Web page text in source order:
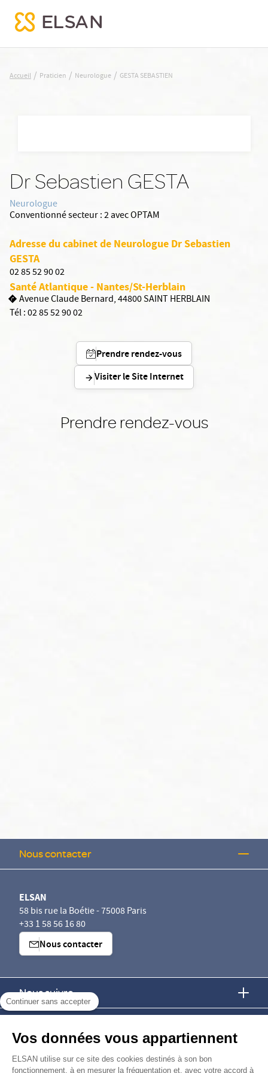
Continuer sans accepter
Vos données vous appartiennent
ELSAN utilise sur ce site des cookies destinés à son bon
fonctionnement, à en mesurer la fréquentation et, avec votre accord à
GESTA SEBASTIEN
Accueil / Praticien / Neurologue / GESTA SEBASTIEN
Dr Sebastien GESTA
Neurologue
Conventionné secteur :2 avec OPTAM
Adresse du cabinet de Neurologue Dr Sebastien
GESTA
02 85 52 90 02
Santé Atlantique - Nantes/St-Herblain
Avenue Claude Bernard, 44800 SAINT HERBLAIN
Tél :02 85 52 90 02
Prendre rendez-vous
Visiter le Site Internet
Prendre rendez-vous
Nous contacter
ELSAN
58 bis rue la Boétie - 75008 Paris
+33 1 58 56 16 80
Nous contacter
Nous suivre
Nous rejoindre